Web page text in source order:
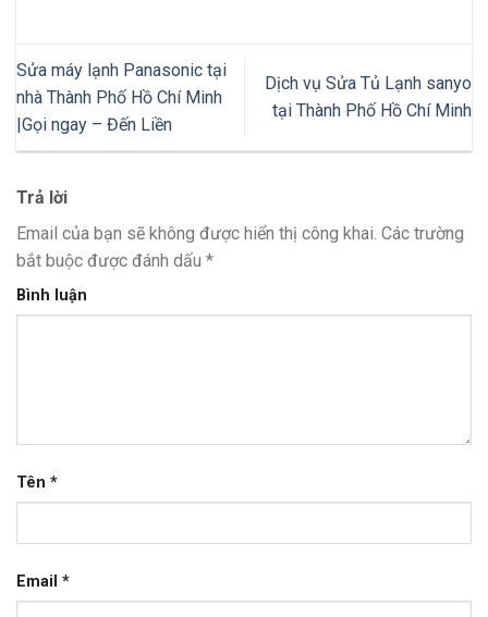
Sửa máy lạnh Panasonic tại
nhà Thành Phố Hồ Chí Minh
|Gọi ngay – Đến Liền
Dịch vụ Sửa Tủ Lạnh sanyo
tại Thành Phố Hồ Chí Minh
Trả lời
Email của bạn sẽ không được hiển thị công khai. Các trường
bắt buộc được đánh dấu *
Bình luận
Tên *
Email *